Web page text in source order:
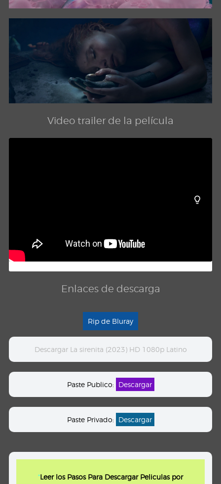
Video trailer de la película
Enlaces de descarga
Rip de Bluray
Descargar La sirenita (2023) HD 1080p Latino
Paste Publico: Descargar
Paste Privado: Descargar
"Leer los Pasos Para Descargar Peliculas por